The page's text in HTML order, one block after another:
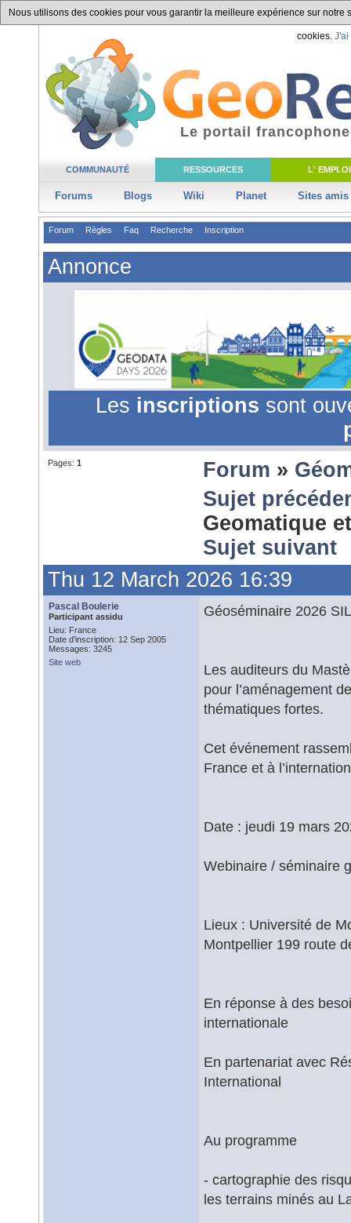
Nous utilisons des cookies pour vous garantir la meilleure expérience sur
cookies. J'ai
COMMUNAUTÉ RESSOURCES L' EMPLOI
Forums Blogs Wiki Planet Sites amis
Le portail
Forum Règles Faq Recherche Inscription
Annonce
Les inscriptions sont
Pages: 1 Forum »
Sujet
Geomatique
Sujet suivant
Thu 12 March 2026 16:39
Pascal Boulerie
Participant assidu
Lieu: France
Date d'inscription: 12 Sep 2005
Messages: 3245
Site web
Géoséminaire 2026
Les auditeurs du
pour l’aménagement
thématiques fortes.
Cet événement
France et à
Date : jeudi 19 mars
Webinaire / séminaire
Lieux : Université de
Montpellier 199 route
En réponse à des
internationale
En partenariat avec
International
Au programme
- cartographie des
les terrains minés au